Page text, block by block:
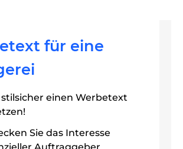
für eine
einen Werbetext
Sie das Interesse